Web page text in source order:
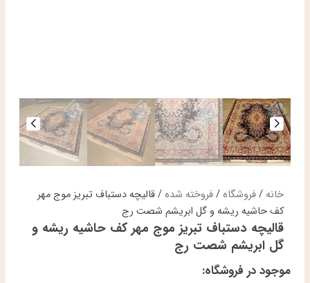
خانه /فروشگاه/فروخته شده/ قالیچه دستباف تبریز موج مهر
کف حاشیه ریشه و گل ابریشم شصت رج
قالیچه دستباف تبریز موج مهر کف حاشیه ریشه و
گل ابریشم شصت رج
موجود در فروشگاه: